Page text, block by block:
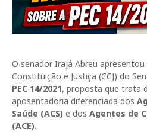
O senador Irajá Abreu apresentou
Constituição e Justiça (CCJ) do
PEC 14/2021, proposta que trata
aposentadoria diferenciada dos
Saúde (ACS) e dos Agentes de
(ACE).